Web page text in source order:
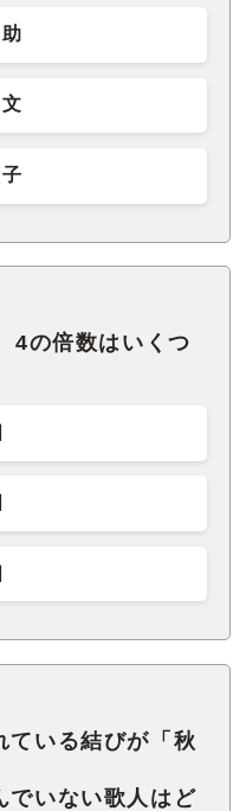
4の倍数はいくつ
ている結びが「秋
でいない歌人はど